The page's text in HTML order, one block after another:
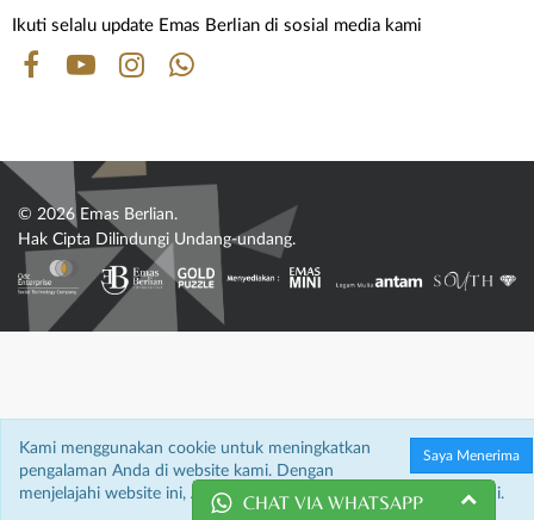
Ikuti selalu update Emas Berlian di sosial media kami
© 2026 Emas Berlian.
Hak Cipta Dilindungi Undang-undang.
Saya Menerima
Kami menggunakan cookie untuk meningkatkan
pengalaman Anda di website kami. Dengan
menjelajahi website ini, Anda menyetujui penggunaan cookie kami.
CHAT VIA WHATSAPP